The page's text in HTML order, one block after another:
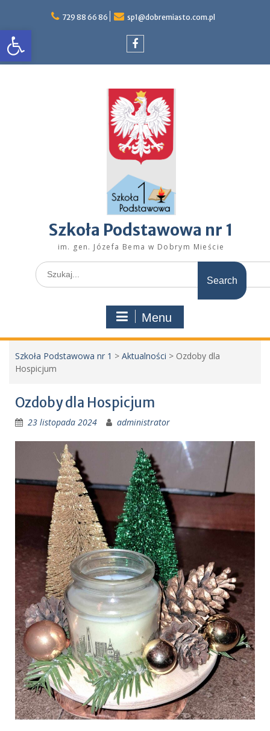
Otwórz pasek narzędzicontent
729 88 66 86 sp1@dobremiasto.com.pl
Szkoła Podstawowa nr 1
im. gen. Józefa Bema w Dobrym Mieście
Search
for:
Menu
Szkoła Podstawowa nr 1 > Aktualności > Ozdoby dla
Hospicjum
Ozdoby dla Hospicjum
23 listopada 2024 administrator